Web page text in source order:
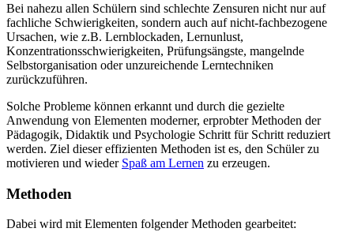
Bei nahezu allen Schülern sind schlechte Zensuren nicht nur auf
fachliche Schwierigkeiten, sondern auch auf nicht-fachbezogene
Ursachen, wie z.B. Lernblockaden, Lernunlust,
Konzentrationsschwierigkeiten, Prüfungsängste, mangelnde
Selbstorganisation oder unzureichende Lerntechniken
zurückzuführen.
Solche Probleme können erkannt und durch die gezielte
Anwendung von Elementen moderner, erprobter Methoden der
Pädagogik, Didaktik und Psychologie Schritt für Schritt reduziert
werden. Ziel dieser effizienten Methoden ist es, den Schüler zu
motivieren und wieder Spaß am Lernen zu erzeugen.
Methoden
Dabei wird mit Elementen folgender Methoden gearbeitet: